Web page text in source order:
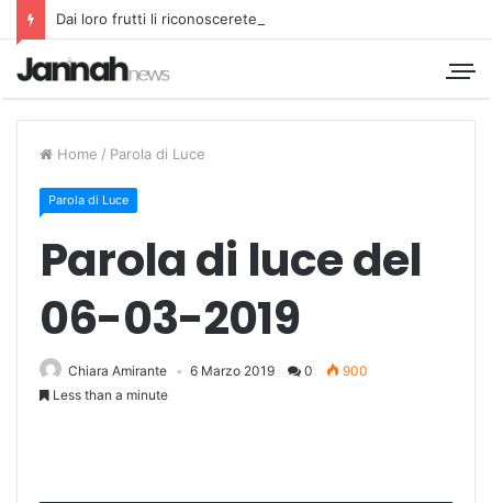
Dai loro frutti li riconoscerete
Home / Parola di Luce
Parola di Luce
Parola di luce del
06-03-2019
Chiara Amirante 6 Marzo 2019 0
900
Less than a minute